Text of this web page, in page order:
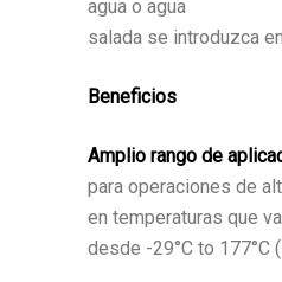
agua o agua
salada se introduzca
Beneficios
Amplio rango de
para operaciones de
en temperaturas que
desde -29°C to 177°C